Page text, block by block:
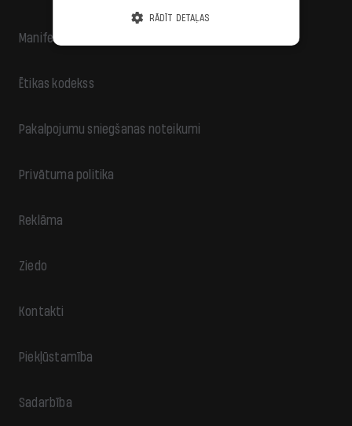
Manifests
Ētikas kodekss
Pakalpojumu sniegšanas noteikumi
Privātuma politika
Reklāma
Ziedo
Kontakti
Piekļūstamība
Sadarbība
RĀDĪT DETAĻAS